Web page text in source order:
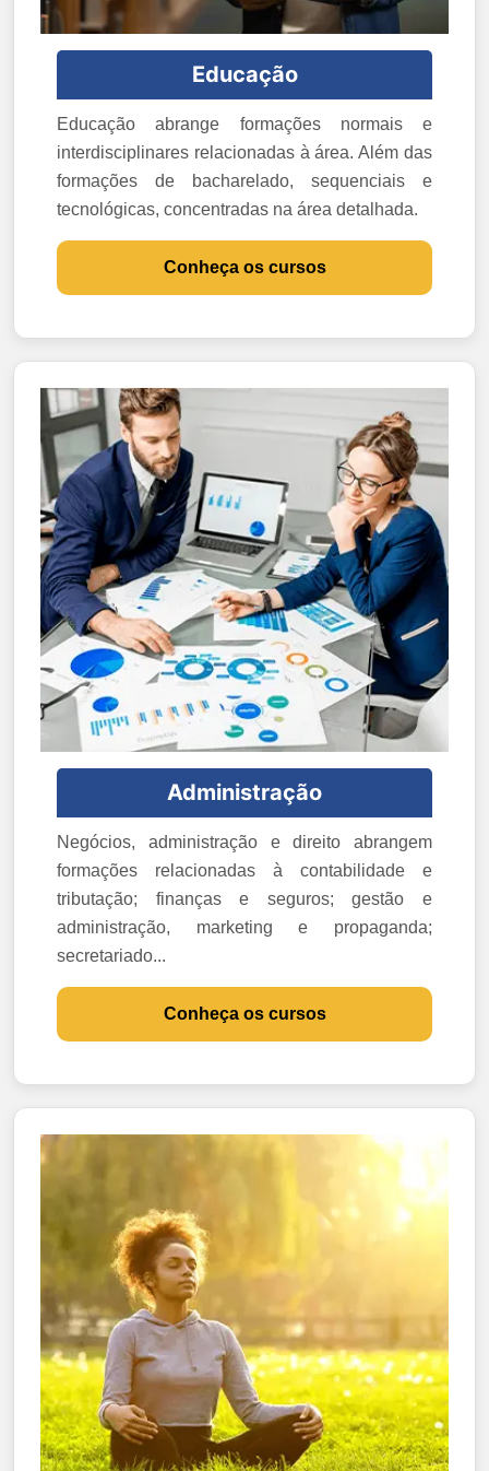
Educação
Educação abrange formações normais e
interdisciplinares relacionadas à área. Além das
formações de bacharelado, sequenciais e
tecnológicas, concentradas na área detalhada.
Conheça os cursos
Administração
Negócios, administração e direito abrangem
formações relacionadas à contabilidade e
tributação; finanças e seguros; gestão e
administração, marketing e propaganda;
secretariado...
Conheça os cursos